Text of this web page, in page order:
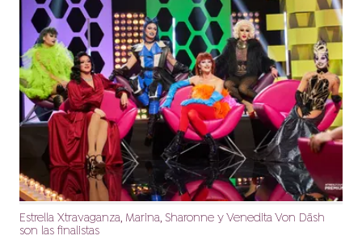
Estrella Xtravaganza, Marina, Sharonne y Venedita Von Däsh
son las finalistas